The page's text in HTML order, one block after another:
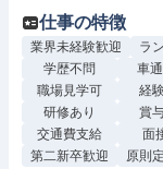
仕事の特徴
業界未経験歓迎 ラ
学歴不問
車
職場見学可
経
研修あり
賞
交通費支給
面
第二新卒歓迎
原則